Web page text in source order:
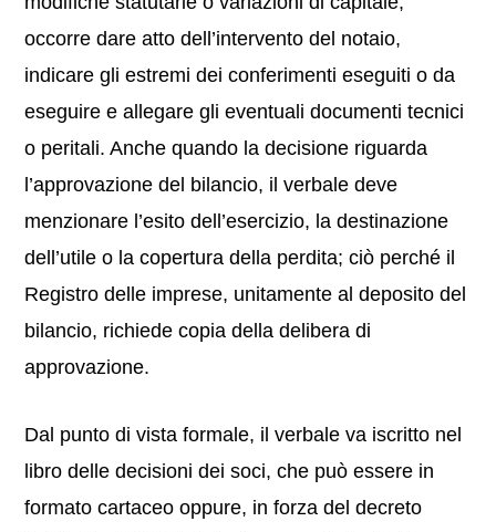
occorre dare atto dell’intervento del notaio,
indicare gli estremi dei conferimenti eseguiti o da
eseguire e allegare gli eventuali documenti tecnici
o peritali. Anche quando la decisione riguarda
l’approvazione del bilancio, il verbale deve
menzionare l’esito dell’esercizio, la destinazione
dell’utile o la copertura della perdita; ciò perché il
Registro delle imprese, unitamente al deposito del
bilancio, richiede copia della delibera di
approvazione.
Dal punto di vista formale, il verbale va iscritto nel
libro delle decisioni dei soci, che può essere in
formato cartaceo oppure, in forza del decreto